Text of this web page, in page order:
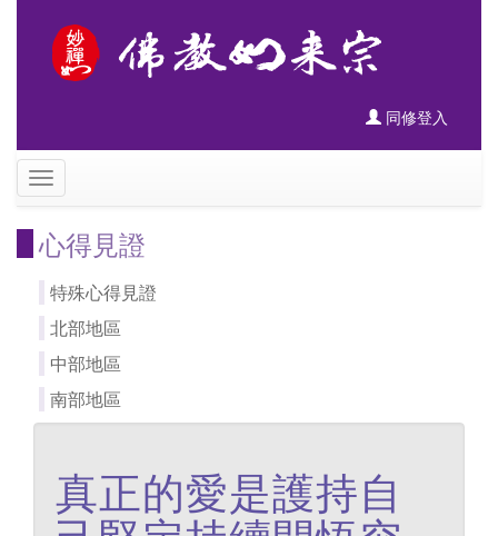
同修登入
心得見證
特殊心得見證
北部地區
中部地區
南部地區
真正的愛是護持自